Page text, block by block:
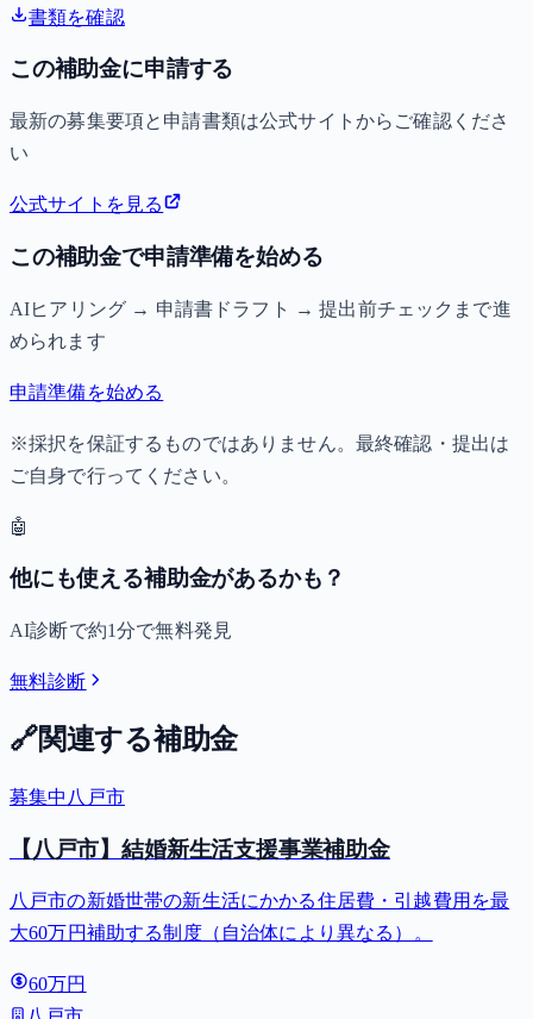
書類を確認
この補助金に申請する
最新の募集要項と申請書類は公式サイトからご確認くださ
い
公式サイトを見る
この補助金で申請準備を始める
AIヒアリング → 申請書ドラフト → 提出前チェックまで進
められます
申請準備を始める
※採択を保証するものではありません。最終確認・提出は
ご自身で行ってください。
🤖
他にも使える補助金があるかも？
AI診断で約1分で無料発見
無料診断
🔗関連する補助金
募集中 八戸市
【八戸市】結婚新生活支援事業補助金
八戸市の新婚世帯の新生活にかかる住居費・引越費用を最
大60万円補助する制度（自治体により異なる）。
60万円